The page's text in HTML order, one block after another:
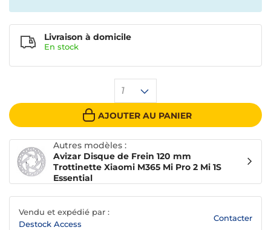
1
AJOUTER AU PANIER
Livraison à domicile
En stock
Autres modèles :
Avizar Disque de Frein 120 mm
Trottinette Xiaomi M365 Mi Pro 2 Mi 1S
Essential
Vendu et expédié par :
Destock Access
Contacter